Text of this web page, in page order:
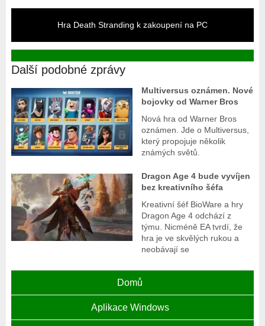
Hra Death Stranding k zakoupení na PC
Další podobné zprávy
Multiversus oznámen. Nové
bojovky od Warner Bros
Nová hra od Warner Bros
oznámen. Jde o Multiversus,
který propojuje několik
známých světů.
Dragon Age 4 bude vyvíjen
bez kreativního šéfa
Kreativní šéf BioWare a hry
Dragon Age 4 odchází z
týmu. Nicméně EA tvrdí, že
hra je ve skvělých rukou a
neobávají se
Domů
Aplikace Windows